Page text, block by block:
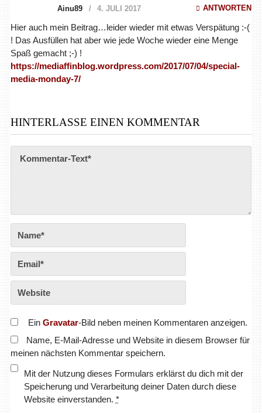
Ainu89 4. JULI 2017 ANTWORTEN
Hier auch mein Beitrag…leider wieder mit etwas Verspätung :-(
! Das Ausfüllen hat aber wie jede Woche wieder eine Menge
Spaß gemacht ;-) !
https://mediaffinblog.wordpress.com/2017/07/04/special-
media-monday-7/
HINTERLASSE EINEN KOMMENTAR
Ein Gravatar-Bild neben meinen Kommentaren anzeigen.
Name, E-Mail-Adresse und Website in diesem Browser für
meinen nächsten Kommentar speichern.
Mit der Nutzung dieses Formulars erklärst du dich mit der
Speicherung und Verarbeitung deiner Daten durch diese
Website einverstanden. *